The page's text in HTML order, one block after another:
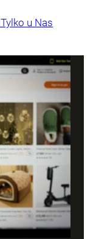
Tylko u Nas